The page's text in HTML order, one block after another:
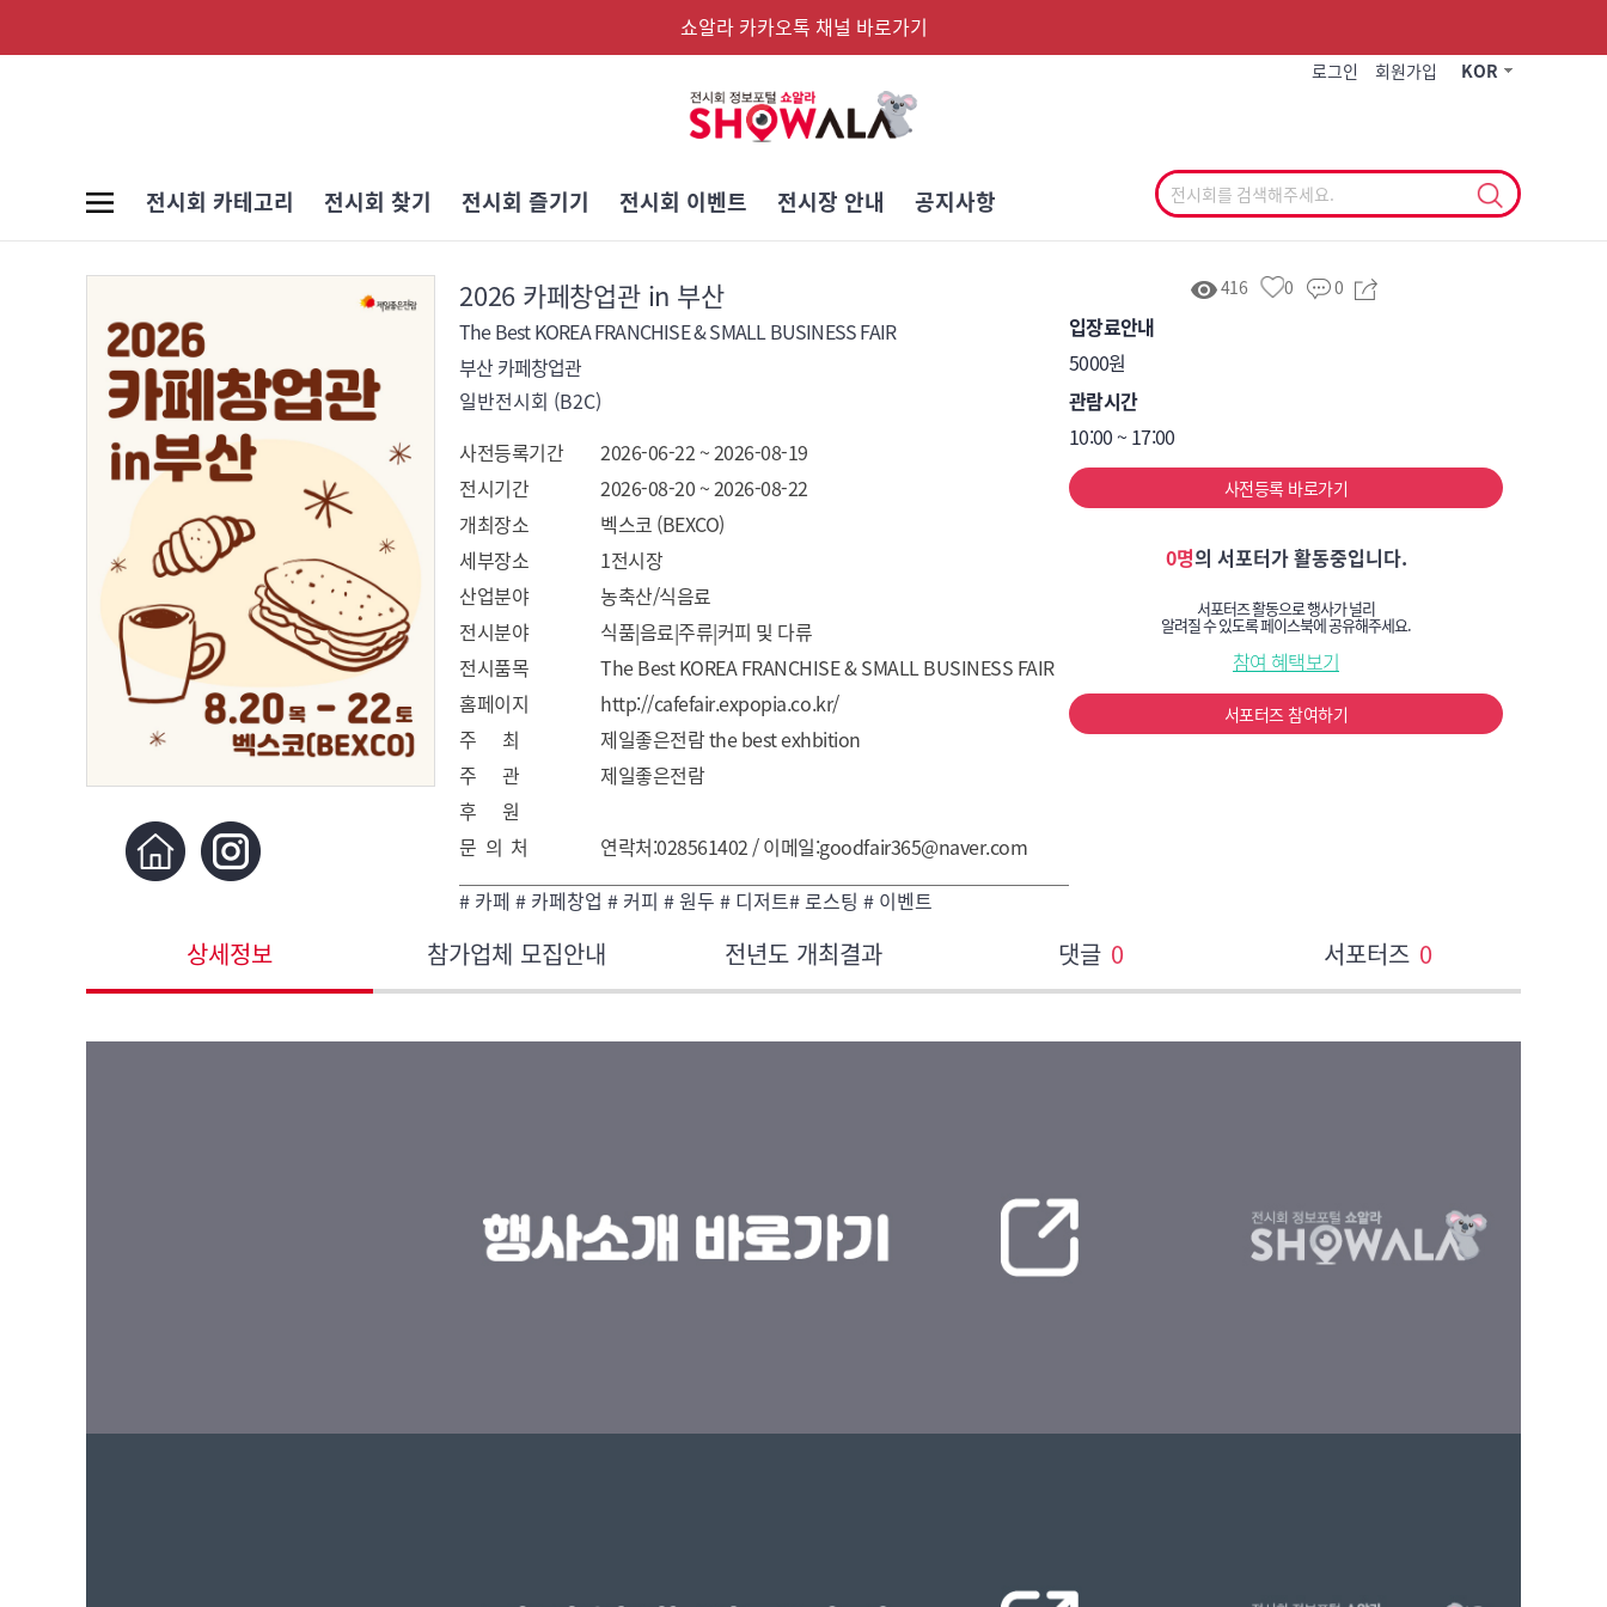
쇼알라 카카오톡 채널 바로가기
로그인 회원가입 KOR
전시회 카테고리 전시회 찾기 전시회 즐기기 전시회 이벤트 전시장 안내 공지사항
2026 카페창업관 in 부산
The Best KOREA FRANCHISE & SMALL BUSINESS FAIR
부산 카페창업관
일반전시회 (B2C)
사전등록기간
2026-06-22 ~ 2026-08-19
전시기간
2026-08-20 ~ 2026-08-22
개최장소
벡스코 (BEXCO)
세부장소
1전시장
산업분야
농축산/식음료
전시분야
식품|음료|주류|커피 및 다류
전시품목
The Best KOREA FRANCHISE & SMALL BUSINESS FAIR
홈페이지
http://cafefair.expopia.co.kr/
주 최
제일좋은전람 the best exhbition
주 관
제일좋은전람
후 원
문 의 처
연락처:028561402 / 이메일:goodfair365@naver.com
# 카페 # 카페창업 # 커피 # 원두 # 디저트# 로스팅 # 이벤트
416 0 0
입장료안내
5000원
관람시간
10:00 ~ 17:00
사전등록 바로가기
0명의 서포터가 활동중입니다.
서포터즈 활동으로 행사가 널리
알려질 수 있도록 페이스북에 공유해주세요.
참여 혜택보기
서포터즈 참여하기
상세정보 참가업체 모집안내 전년도 개최결과 댓글 0 서포터즈 0